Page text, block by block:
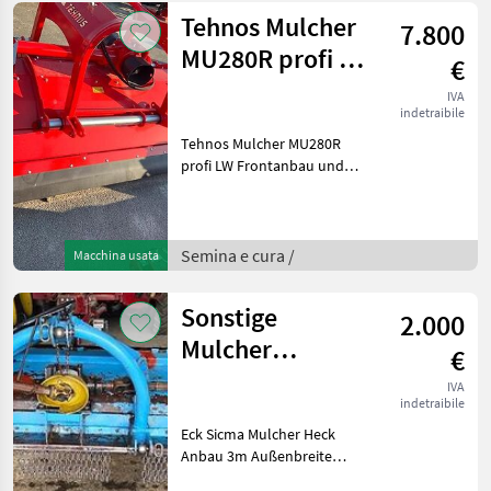
Macchina usata
Tehnos Mulcher
MU280R profi LW
7.800
€
IVA
indetraibile
Tehnos Mulcher MU280R
profi LW Frontanbau und
Doppelbock - Anzahl
Riemen 5 Stück - Anzahl der
Semina e cura /
Sonstige
Mulcher
Schlegler
2.000
€
IVA
indetraibile
Eck Sicma Mulcher Heck
Anbau 3m Außenbreite